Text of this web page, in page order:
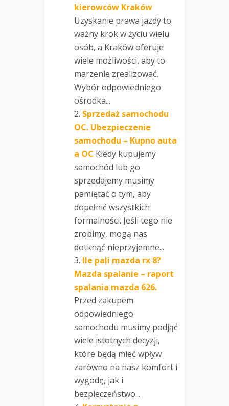
kierowców Kraków
Uzyskanie prawa jazdy to
ważny krok w życiu wielu
osób, a Kraków oferuje
wiele możliwości, aby to
marzenie zrealizować.
Wybór odpowiedniego
ośrodka...
Sprzedaż samochodu
OC. Ubezpieczenie
samochodu – Kupno auta
a OC Kiedy kupujemy
samochód lub go
sprzedajemy musimy
pamiętać o tym, aby
dopełnić wszystkich
formalności. Jeśli tego nie
zrobimy, mogą nas
dotknąć nieprzyjemne...
Ile pali mazda rx 8?
Mazda spalanie – raport
spalania mazda 626.
Przed zakupem
odpowiedniego
samochodu musimy podjąć
wiele istotnych decyzji,
które będą mieć wpływ
zarówno na nasz komfort i
wygodę, jak i
bezpieczeństwo...